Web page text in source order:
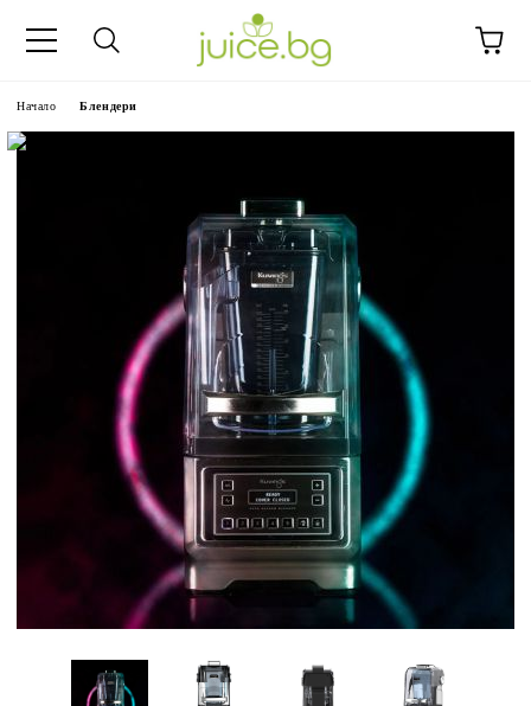
Начало Блендери